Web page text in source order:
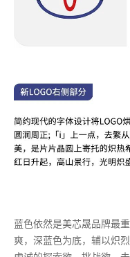
蓝色依然是美芯晟品牌最
爽，深蓝色为底，辅以炽